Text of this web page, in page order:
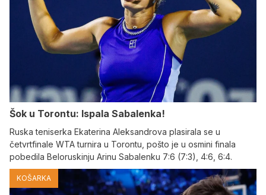
Šok u Torontu: Ispala Sabalenka!
Ruska teniserka Ekaterina Aleksandrova plasirala se u
četvrtfinale WTA turnira u Torontu, pošto je u osmini finala
pobedila Beloruskinju Arinu Sabalenku 7:6 (7:3), 4:6, 6:4.
KOŠARKA